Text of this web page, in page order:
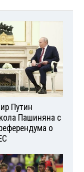
Путин
Пашиняна с
о